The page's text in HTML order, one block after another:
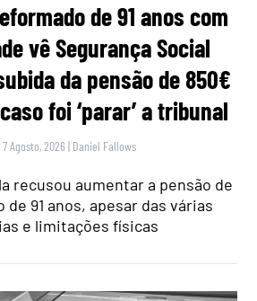
de 91 anos com
vê Segurança Social
da pensão de 850€
foi ‘parar’ a tribunal
7 Agosto, 2026 | Daniel Fallows
recusou aumentar a pensão de
91 anos, apesar das várias
e limitações físicas